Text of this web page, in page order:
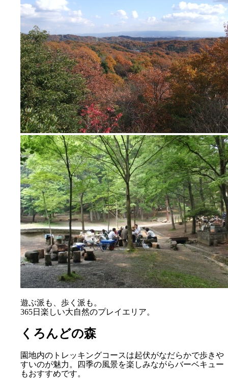
遊ぶ派も、歩く派も。
365日楽しい大自然のプレイエリア。
くろんどの森
園地内のトレッキングコースは起伏がなだらかで歩きや
すいのが魅力。四季の風景を楽しみながらバーベキュー
もおすすめです。